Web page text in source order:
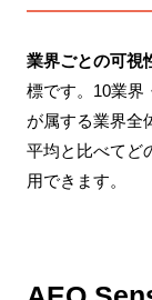
業界ごとの可視
標です。10業界
が属する業界全
平均と比べてど
用できます。